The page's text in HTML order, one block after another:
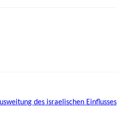
des israelischen Einflusses